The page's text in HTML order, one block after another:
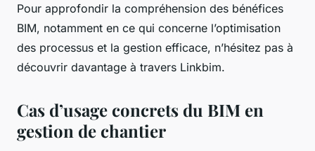
Pour approfondir la compréhension des bénéfices
BIM, notamment en ce qui concerne l’optimisation
des processus et la gestion efficace, n’hésitez pas à
découvrir davantage à travers Linkbim.
Cas d’usage concrets du BIM en
gestion de chantier